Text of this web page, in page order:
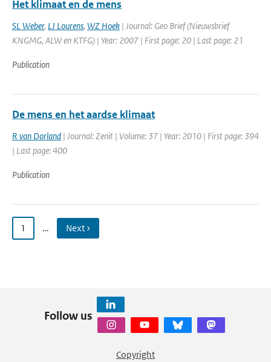
Het klimaat en de mens
SL Weber, LJ Lourens, WZ Hoek | Journal: Geo Brief (Nieuwsbrief
KNGMG, ALW en KTFG) | Year: 2007 | First page: 20 | Last page: 21
Publication
De mens en het aardse klimaat
R van Dorland | Journal: Zenit | Volume: 37 | Year: 2010 | First page: 394
| Last page: 400
Publication
1 … Next ›
Follow us
Copyright